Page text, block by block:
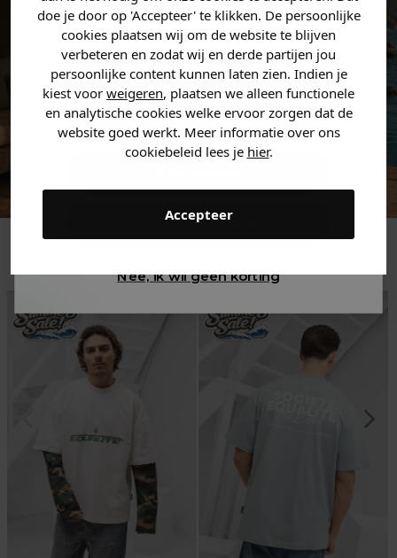
doe je door op 'Accepteer' te klikken. De persoonlijke
cookies plaatsen wij om de website te blijven
verbeteren en zodat wij en derde partijen jou
persoonlijke content kunnen laten zien. Indien je
kiest voor weigeren, plaatsen we alleen functionele
en analytische cookies welke ervoor zorgen dat de
website goed werkt. Meer informatie over ons
cookiebeleid lees je hier.
Accepteer
Heren kleding
Dames kleding
Gewoon rondkijken
Nee, ik wil geen korting